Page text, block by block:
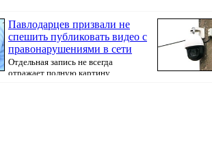
Павлодарцев призвали не
спешить публиковать видео с
правонарушениями в сети
Отдельная запись не всегда
отражает полную картину